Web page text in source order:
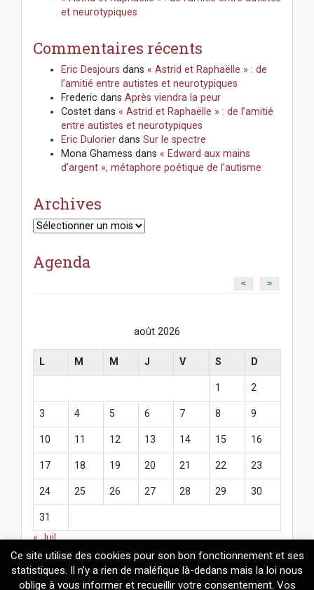
et neurotypiques
Commentaires récents
Eric Desjours dans « Astrid et Raphaëlle » : de
l’amitié entre autistes et neurotypiques
Frederic dans Après viendra la peur
Costet dans « Astrid et Raphaëlle » : de l’amitié
entre autistes et neurotypiques
Eric Dulorier dans Sur le spectre
Mona Ghamess dans « Edward aux mains
d’argent », métaphore poétique de l’autisme
Archives
Archives
Agenda
< >
août 2026
L M M J V S D
1 2
3 4 5 6 7 8 9
10 11 12 13 14 15 16
17 18 19 20 21 22 23
24 25 26 27 28 29 30
31
« Juil
Ce site utilise des cookies pour son bon fonctionnement et ses
statistiques. Il n'y a rien de maléfique là-dedans mais la loi nous
oblige à vous informer et recueillir votre consentement. Vos